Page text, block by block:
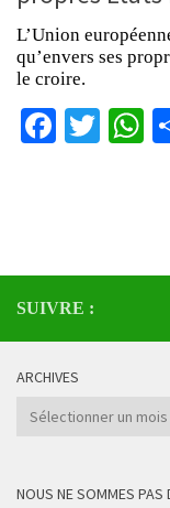
L’Union
qu’envers ses
le croire.
SUIVRE :
ARCHIVES
Archives
NOUS NE SOMMES PAS